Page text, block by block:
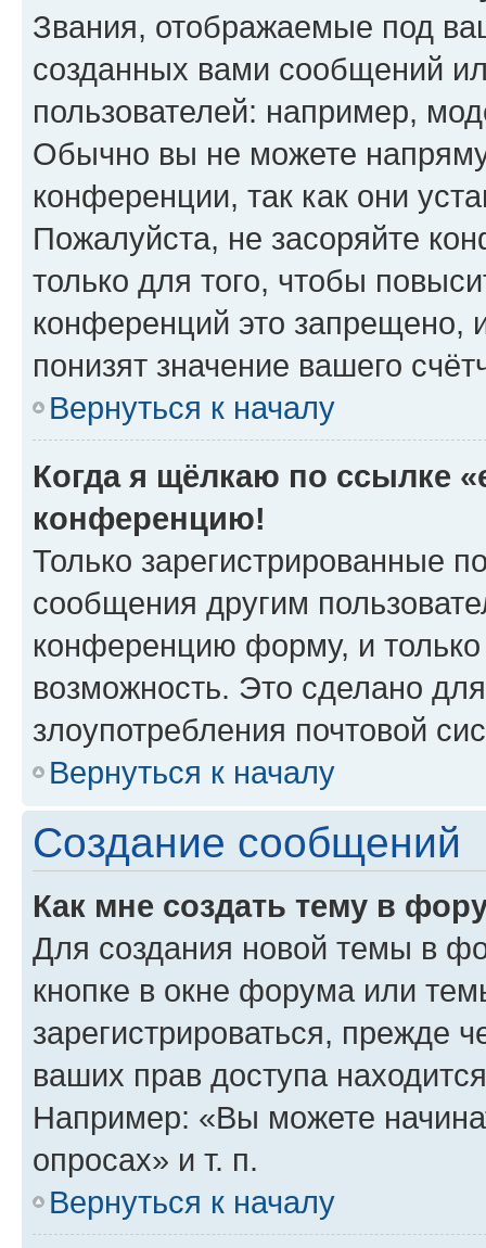
Звания, отображаемые под
созданных вами сообщений
пользователей: например,
Обычно вы не можете
конференции, так как они
Пожалуйста, не засоряйте
только для того, чтобы
конференций это запрещено,
понизят значение вашего
Вернуться к началу
Когда я щёлкаю по ссылке
конференцию!
Только зарегистрированные
сообщения другим
конференцию форму, и
возможность. Это сделано
злоупотребления почтовой
Вернуться к началу
Создание сообщений
Как мне создать тему в
Для создания новой темы в
кнопке в окне форума или
зарегистрироваться, прежде
ваших прав доступа
Например: «Вы можете
опросах» и т. п.
Вернуться к началу